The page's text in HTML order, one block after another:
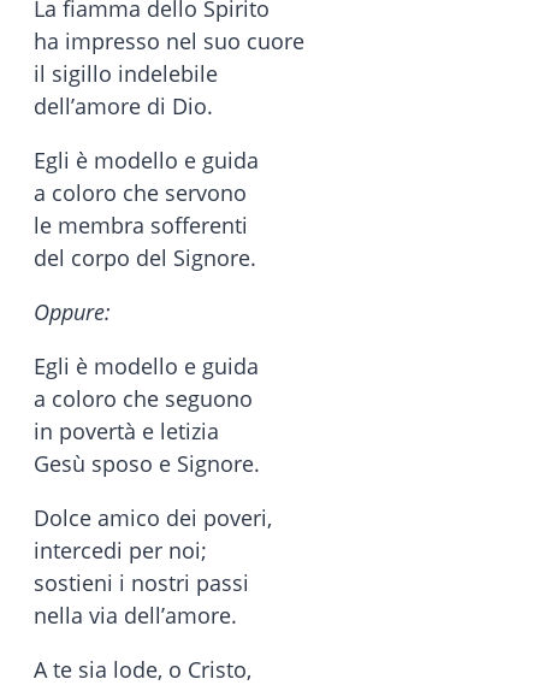
La fiamma dello Spirito
ha impresso nel suo cuore
il sigillo indelebile
dell’amore di Dio.
Egli è modello e guida
a coloro che servono
le membra sofferenti
del corpo del Signore.
Oppure:
Egli è modello e guida
a coloro che seguono
in povertà e letizia
Gesù sposo e Signore.
Dolce amico dei poveri,
intercedi per noi;
sostieni i nostri passi
nella via dell’amore.
A te sia lode, o Cristo,